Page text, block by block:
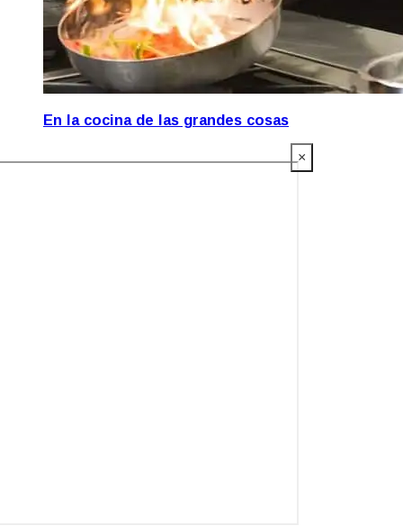
En la cocina de las grandes cosas
×